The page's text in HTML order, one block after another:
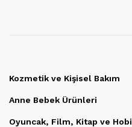
Kozmetik ve Kişisel Bakım
Anne Bebek Ürünleri
Oyuncak, Film, Kitap ve Hobi